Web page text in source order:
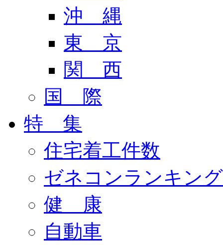
沖 縄
東 京
関 西
国 際
特 集
住宅着工件数
ゼネコンランキング
健 康
自動車